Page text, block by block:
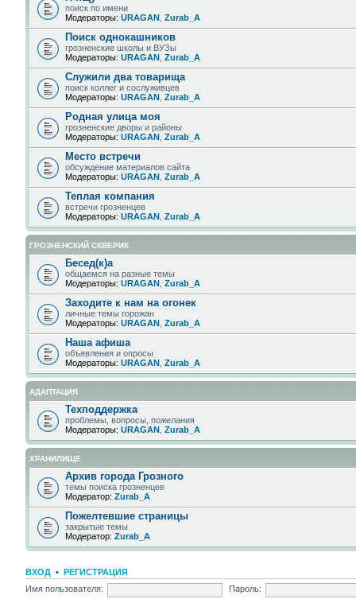
поиск по имени
Модераторы: URAGAN Zurab_A
Поиск однокашников
грозненские школы и ВУЗы
Модераторы: URAGAN Zurab_A
Служили два товарища
поиск коллег и сослуживцев
Модераторы: URAGAN Zurab_A
Родная улица моя
грозненские дворы и районы
Модераторы: URAGAN Zurab_A
Место встречи
обсуждение материалов сайта
Модераторы: URAGAN Zurab_A
Теплая компания
встречи грозненцев
Модераторы: URAGAN Zurab_A
ГРОЗНЕНСКИЙ СКВЕРИК
Бесед(к)а
общаемся на разные темы
Модераторы: URAGAN Zurab_A
Заходите к нам на огонек
личные темы горожан
Модераторы: URAGAN Zurab_A
Наша афиша
объявления и опросы
Модераторы: URAGAN Zurab_A
АДАПТАЦИЯ
Техподдержка
проблемы, вопросы, пожелания
Модераторы: URAGAN Zurab_A
ХРАНИЛИЩЕ
Архив города Грозного
темы поиска грозненцев
Модератор: Zurab_A
Пожелтевшие страницы
закрытые темы
Модератор: Zurab_A
ВХОД • РЕГИСТРАЦИЯ
Имя пользователя:
Пароль: